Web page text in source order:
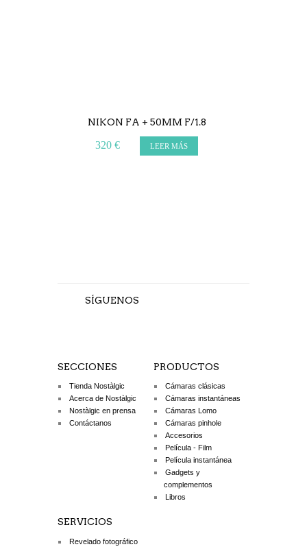
NIKON FA + 50MM F/1.8
320 € LEER MÁS
SÍGUENOS
SECCIONES
Tienda Nostàlgic
Acerca de Nostàlgic
Nostàlgic en prensa
Contáctanos
PRODUCTOS
Cámaras clásicas
Cámaras instantáneas
Cámaras Lomo
Cámaras pinhole
Accesorios
Película - Film
Película instantánea
Gadgets y
complementos
Libros
SERVICIOS
Revelado fotográfico